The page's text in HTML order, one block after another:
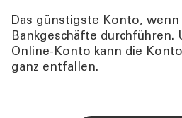
Das günstigste Konto, wenn
Bankgeschäfte durchführen.
Online-Konto kann die
ganz entfallen.